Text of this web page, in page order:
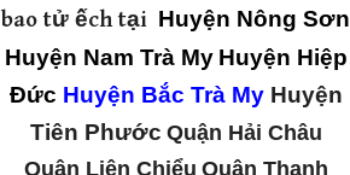
bao tử ếch tại Huyện Nông Sơn
Huyện Nam Trà My Huyện Hiệp
Đức Huyện Bắc Trà My Huyện
Tiên Phước Quận Hải Châu
Quận Liên Chiểu Quận Thanh